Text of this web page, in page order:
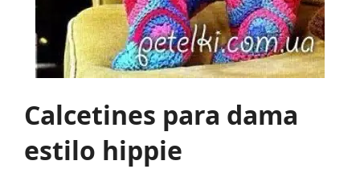
Calcetines para dama
estilo hippie